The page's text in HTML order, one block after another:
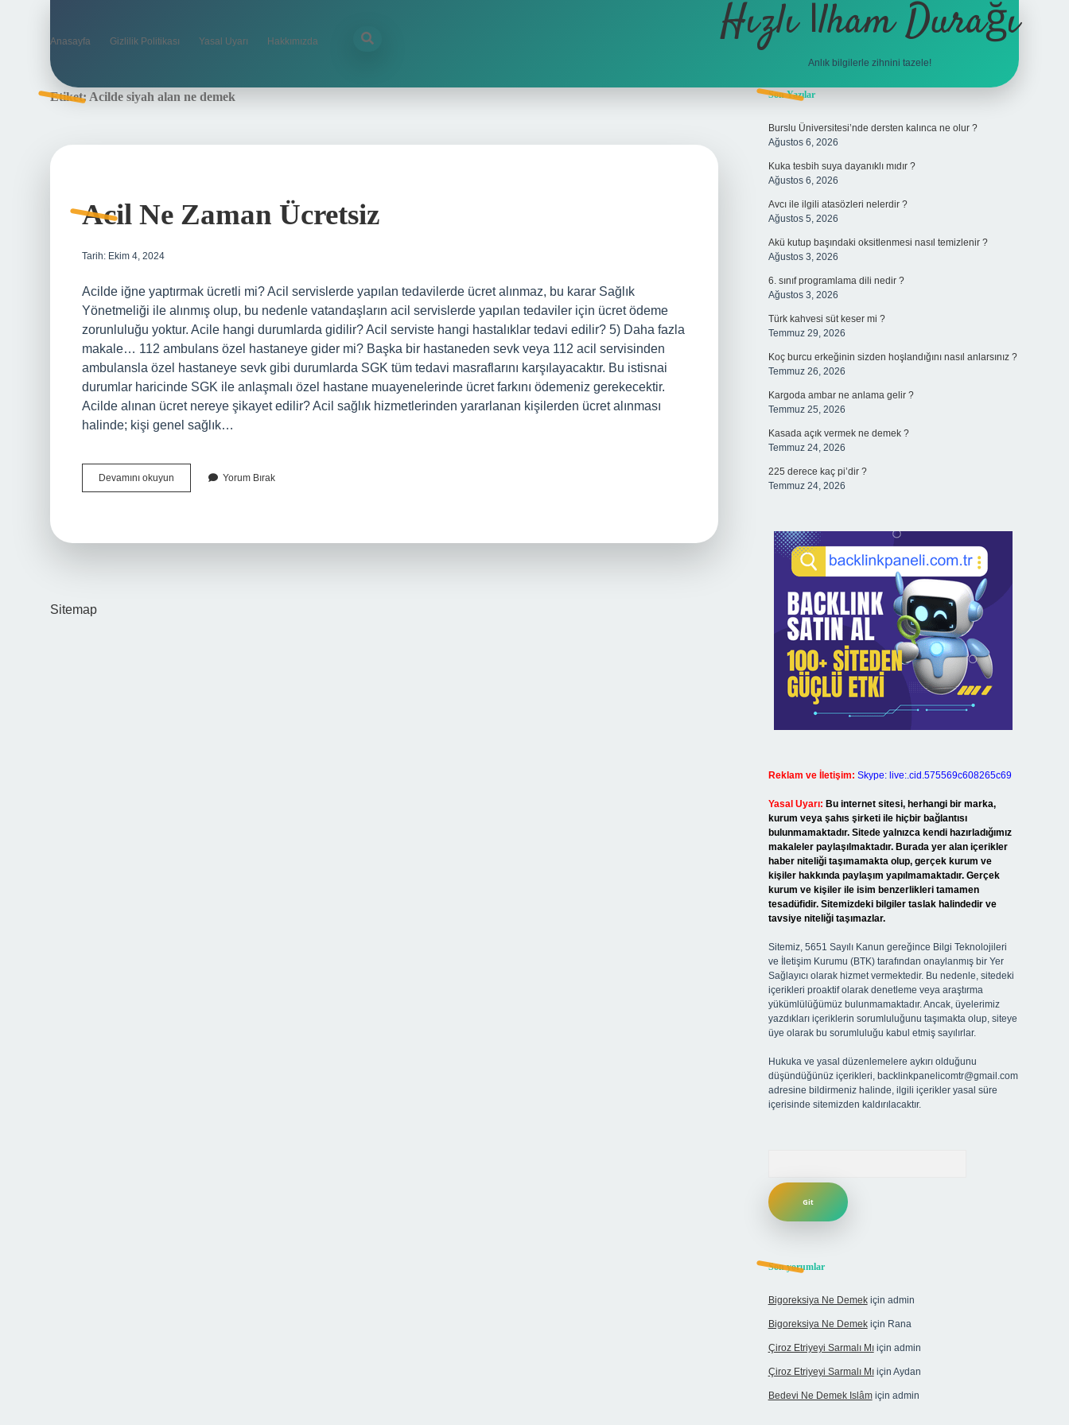
Anasayfa Gizlilik Politikası Yasal Uyarı Hakkımızda Hızlı İlham Durağı
Anlık bilgilerle zihnini tazele!
Etiket: Acilde siyah alan ne demek
Acil Ne Zaman Ücretsiz
Tarih: Ekim 4, 2024
Acilde iğne yaptırmak ücretli mi? Acil servislerde yapılan tedavilerde ücret alınmaz, bu karar Sağlık
Yönetmeliği ile alınmış olup, bu nedenle vatandaşların acil servislerde yapılan tedaviler için ücret ödeme
zorunluluğu yoktur. Acile hangi durumlarda gidilir? Acil serviste hangi hastalıklar tedavi edilir? 5) Daha fazla
makale… 112 ambulans özel hastaneye gider mi? Başka bir hastaneden sevk veya 112 acil servisinden
ambulansla özel hastaneye sevk gibi durumlarda SGK tüm tedavi masraflarını karşılayacaktır. Bu istisnai
durumlar haricinde SGK ile anlaşmalı özel hastane muayenelerinde ücret farkını ödemeniz gerekecektir.
Acilde alınan ücret nereye şikayet edilir? Acil sağlık hizmetlerinden yararlanan kişilerden ücret alınması
halinde; kişi genel sağlık…
Devamını okuyun
Ne
Yorum Bırak
Sitemap
Sidebar
Son Yazılar
Burslu Üniversitesi’nde dersten kalınca ne olur ?
Ağustos 6, 2026
Kuka tesbih suya dayanıklı mıdır ?
Ağustos 6, 2026
Avcı ile ilgili atasözleri nelerdir ?
Ağustos 5, 2026
Akü kutup başındaki oksitlenmesi nasıl temizlenir ?
Ağustos 3, 2026
6. sınıf programlama dili nedir ?
Ağustos 3, 2026
Türk kahvesi süt keser mi ?
Temmuz 29, 2026
Koç burcu erkeğinin sizden hoşlandığını nasıl anlarsınız ?
Temmuz 26, 2026
Kargoda ambar ne anlama gelir ?
Temmuz 25, 2026
Kasada açık vermek ne demek ?
Temmuz 24, 2026
225 derece kaç pi’dir ?
Temmuz 24, 2026
Reklam ve İletişim: Skype: live:.cid.575569c608265c69
Yasal Uyarı: Bu internet sitesi, herhangi bir marka,
kurum veya şahıs şirketi ile hiçbir bağlantısı
bulunmamaktadır. Sitede yalnızca kendi hazırladığımız
makaleler paylaşılmaktadır. Burada yer alan içerikler
haber niteliği taşımamakta olup, gerçek kurum ve
kişiler hakkında paylaşım yapılmamaktadır. Gerçek
kurum ve kişiler ile isim benzerlikleri tamamen
tesadüfidir. Sitemizdeki bilgiler taslak halindedir ve
tavsiye niteliği taşımazlar.
Sitemiz, 5651 Sayılı Kanun gereğince Bilgi Teknolojileri
ve İletişim Kurumu (BTK) tarafından onaylanmış bir Yer
Sağlayıcı olarak hizmet vermektedir. Bu nedenle, sitedeki
içerikleri proaktif olarak denetleme veya araştırma
yükümlülüğümüz bulunmamaktadır. Ancak, üyelerimiz
yazdıkları içeriklerin sorumluluğunu taşımakta olup, siteye
üye olarak bu sorumluluğu kabul etmiş sayılırlar.
Hukuka ve yasal düzenlemelere aykırı olduğunu
düşündüğünüz içerikleri, backlinkpanelicomtr@gmail.com
adresine bildirmeniz halinde, ilgili içerikler yasal süre
içerisinde sitemizden kaldırılacaktır.
Son yorumlar
Bigoreksiya Ne Demekiçin admin
Bigoreksiya Ne Demekiçin Rana
Çiroz Etriyeyi Sarmalı Mıiçin admin
Çiroz Etriyeyi Sarmalı Mıiçin Aydan
Bedevi Ne Demek Islâmiçin admin